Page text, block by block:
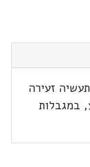
זעירה
במגבלות